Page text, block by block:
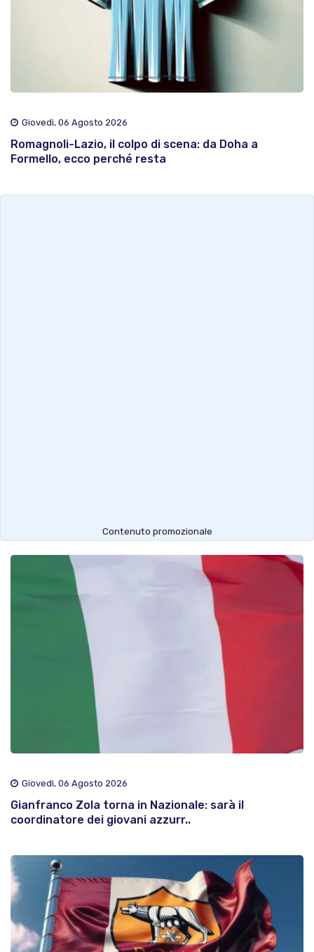
Giovedì, 06 Agosto 2026
Romagnoli-Lazio, il colpo di scena: da Doha a
Formello, ecco perché resta
Contenuto promozionale
Giovedì, 06 Agosto 2026
Gianfranco Zola torna in Nazionale: sarà il
coordinatore dei giovani azzurr..